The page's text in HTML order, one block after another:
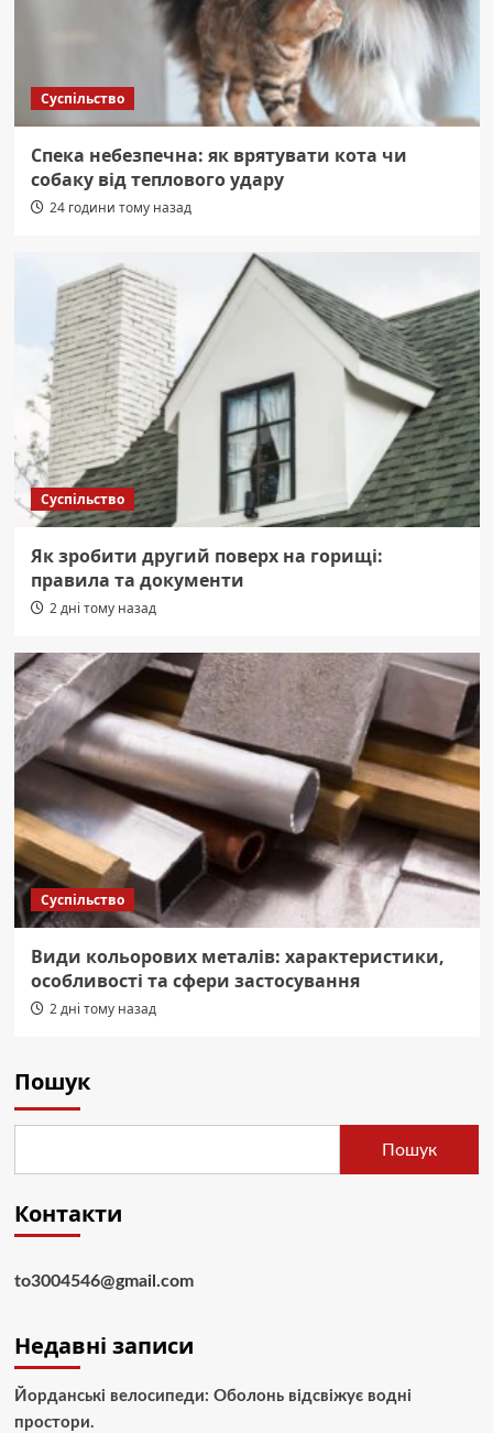
Суспільство
Спека небезпечна: як врятувати кота чи
собаку від теплового удару
24 години тому назад
Суспільство
Як зробити другий поверх на горищі:
правила та документи
2 дні тому назад
Суспільство
Види кольорових металів: характеристики,
особливості та сфери застосування
2 дні тому назад
Пошук
Пошук
Контакти
to3004546@gmail.com
Недавні записи
Йорданські велосипеди: Оболонь відсвіжує водні
простори.